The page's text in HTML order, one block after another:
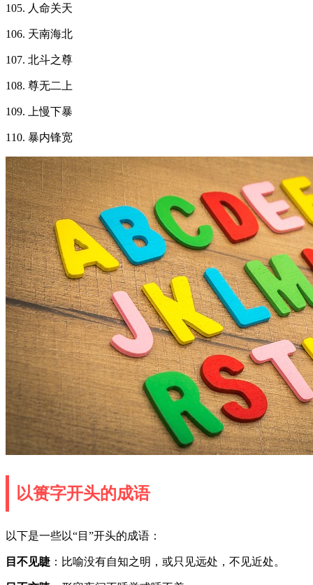
105. 人命关天
106. 天南海北
107. 北斗之尊
108. 尊无二上
109. 上慢下暴
110. 暴内锋宽
以篑字开头的成语
以下是一些以“目”开头的成语：
目不见睫 ：比喻没有自知之明，或只见远处，不见近处。